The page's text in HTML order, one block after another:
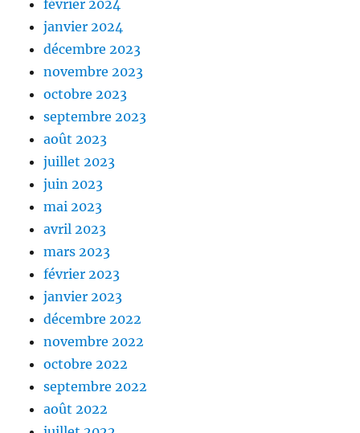
février 2024
janvier 2024
décembre 2023
novembre 2023
octobre 2023
septembre 2023
août 2023
juillet 2023
juin 2023
mai 2023
avril 2023
mars 2023
février 2023
janvier 2023
décembre 2022
novembre 2022
octobre 2022
septembre 2022
août 2022